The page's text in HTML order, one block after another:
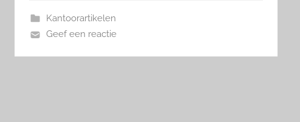
Kantoorartikelen
Geef een reactie